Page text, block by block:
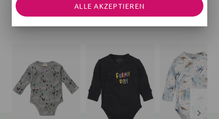
ALLE AKZEPTIEREN